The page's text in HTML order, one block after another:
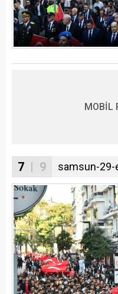
MOBİL
7 | 9 samsun-